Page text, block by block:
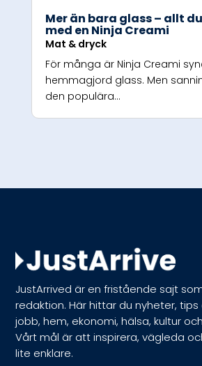
Mer än bara glass – allt
med en Ninja Creami
Mat & dryck
För många är Ninja Creami
hemmagjord glass. Men
den populära...
JustArrived är en fristående sajt
redaktion. Här hittar du nyheter,
jobb, hem, ekonomi, hälsa, kultur
Vårt mål är att inspirera, vägleda
lite enklare.